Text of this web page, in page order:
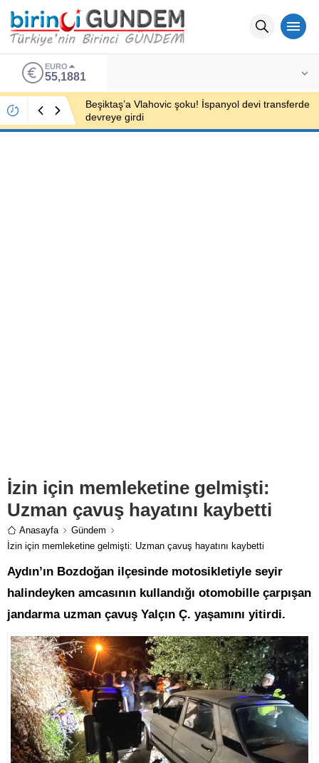
EURO
55,1881
Beşiktaş’a Vlahovic şoku! İspanyol devi transferde
devreye girdi
İzin için memleketine gelmişti:
Uzman çavuş hayatını kaybetti
Anasayfa
Gündem
İzin için memleketine gelmişti: Uzman çavuş hayatını kaybetti
Aydın’ın Bozdoğan ilçesinde motosikletiyle seyir
halindeyken amcasının kullandığı otomobille çarpışan
jandarma uzman çavuş Yalçın Ç. yaşamını yitirdi.